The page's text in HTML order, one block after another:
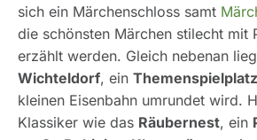
sich ein Märchenschloss samt
die schönsten Märchen stilecht mit
erzählt werden. Gleich nebenan
Wichteldorf, ein Themenspielplatz
kleinen Eisenbahn umrundet wird.
Klassiker wie das Räubernest, ein